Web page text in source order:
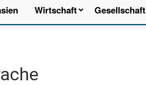
Wirtschaft Gesellschaft